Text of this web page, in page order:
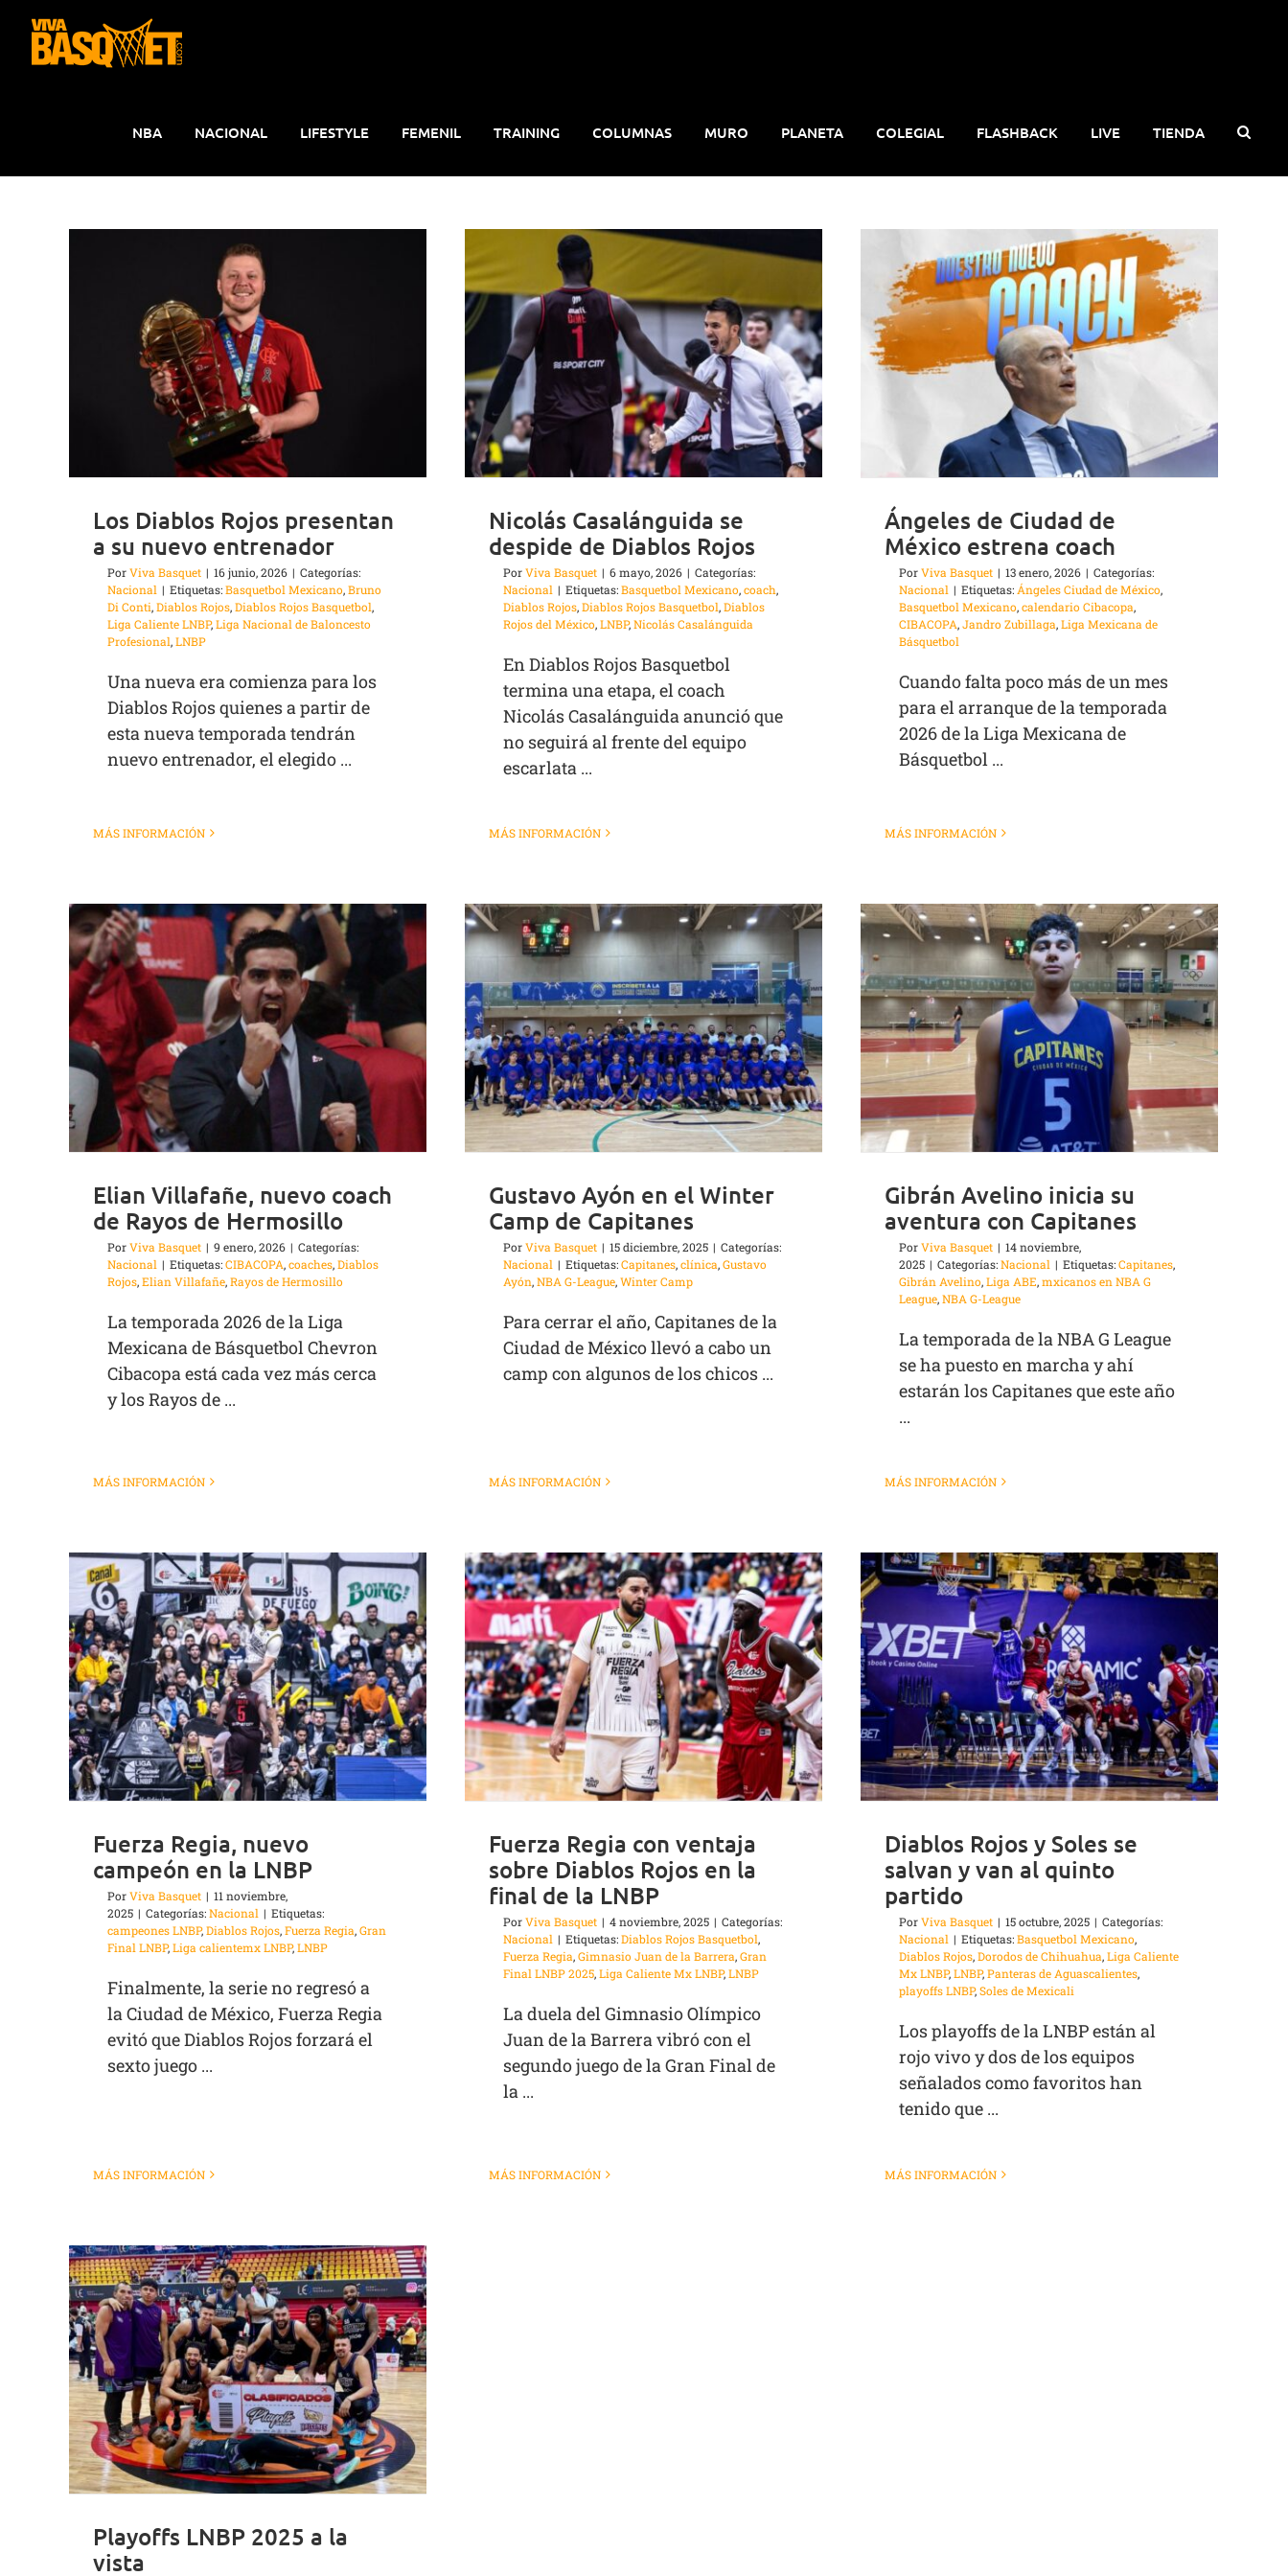
contenido
NBA NACIONAL LIFESTYLE FEMENIL TRAINING COLUMNAS MURO PLANETA COLEGIAL FLASHBACK LIVE TIENDA
Los Diablos Rojos presentan
a su nuevo entrenador
PorViva Basquet | 16 junio, 2026 | Categorías:
Nacional | Etiquetas:Basquetbol Mexicano,Bruno
Di Conti,Diablos Rojos,Diablos Rojos Basquetbol,
Liga Caliente LNBP,Liga Nacional de Baloncesto
Profesional,LNBP
Una nueva era comienza para los
Diablos Rojos quienes a partir de
esta nueva temporada tendrán
nuevo entrenador, el elegido ...
MÁS INFORMACIÓN
Nicolás Casalánguida se
despide de Diablos Rojos
PorViva Basquet | 6 mayo, 2026 | Categorías:
Nacional | Etiquetas:Basquetbol Mexicano,coach,
Diablos Rojos,Diablos Rojos Basquetbol,Diablos
Rojos del México,LNBP,Nicolás Casalánguida
En Diablos Rojos Basquetbol
termina una etapa, el coach
Nicolás Casalánguida anunció que
no seguirá al frente del equipo
escarlata ...
MÁS INFORMACIÓN
Ángeles de Ciudad de
México estrena coach
PorViva Basquet | 13 enero, 2026 | Categorías:
Nacional | Etiquetas:Ángeles Ciudad de México,
Basquetbol Mexicano,calendario Cibacopa,
CIBACOPA,Jandro Zubillaga,Liga Mexicana de
Básquetbol
Cuando falta poco más de un mes
para el arranque de la temporada
2026 de la Liga Mexicana de
Básquetbol ...
MÁS INFORMACIÓN
Elian Villafañe, nuevo coach
de Rayos de Hermosillo
PorViva Basquet | 9 enero, 2026 | Categorías:
Nacional | Etiquetas:CIBACOPA,coaches,Diablos
Rojos,Elian Villafañe,Rayos de Hermosillo
La temporada 2026 de la Liga
Mexicana de Básquetbol Chevron
Cibacopa está cada vez más cerca
y los Rayos de ...
MÁS INFORMACIÓN
Gustavo Ayón en el Winter
Camp de Capitanes
PorViva Basquet | 15 diciembre, 2025 | Categorías:
Nacional | Etiquetas:Capitanes,clínica,Gustavo
Ayón,NBA G-League,Winter Camp
Para cerrar el año, Capitanes de la
Ciudad de México llevó a cabo un
camp con algunos de los chicos ...
MÁS INFORMACIÓN
Gibrán Avelino inicia su
aventura con Capitanes
PorViva Basquet | 14 noviembre,
2025 | Categorías:Nacional | Etiquetas:Capitanes,
Gibrán Avelino,Liga ABE,mxicanos en NBA G
League,NBA G-League
La temporada de la NBA G League
se ha puesto en marcha y ahí
estarán los Capitanes que este año
...
MÁS INFORMACIÓN
Fuerza Regia, nuevo
campeón en la LNBP
PorViva Basquet | 11 noviembre,
2025 | Categorías:Nacional | Etiquetas:
campeones LNBP,Diablos Rojos,Fuerza Regia,Gran
Final LNBP,Liga calientemx LNBP,LNBP
Finalmente, la serie no regresó a
la Ciudad de México, Fuerza Regia
evitó que Diablos Rojos forzará el
sexto juego ...
MÁS INFORMACIÓN
Fuerza Regia con ventaja
sobre Diablos Rojos en la
final de la LNBP
PorViva Basquet | 4 noviembre, 2025 | Categorías:
Nacional | Etiquetas:Diablos Rojos Basquetbol,
Fuerza Regia,Gimnasio Juan de la Barrera,Gran
Final LNBP 2025,Liga Caliente Mx LNBP,LNBP
La duela del Gimnasio Olímpico
Juan de la Barrera vibró con el
segundo juego de la Gran Final de
la ...
MÁS INFORMACIÓN
Diablos Rojos y Soles se
salvan y van al quinto
partido
PorViva Basquet | 15 octubre, 2025 | Categorías:
Nacional | Etiquetas:Basquetbol Mexicano,
Diablos Rojos,Dorodos de Chihuahua,Liga Caliente
Mx LNBP,LNBP,Panteras de Aguascalientes,
playoffs LNBP,Soles de Mexicali
Los playoffs de la LNBP están al
rojo vivo y dos de los equipos
señalados como favoritos han
tenido que ...
MÁS INFORMACIÓN
Playoffs LNBP 2025 a la
vista